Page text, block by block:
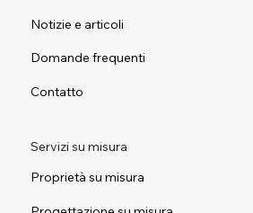
Domande frequenti
Contatto
Notizie e articoli
Servizi su misura
Proprietà su misura